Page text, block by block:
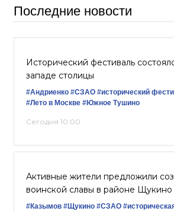
Последние новости
Исторический фестиваль
западе столицы
#Андриенко #СЗАО #исторический
#Лето в Москве #Южное Тушино
Сегодня 10:00
Активные жители предложили
воинской славы в районе Щукино
#Казымов #Щукино #СЗАО